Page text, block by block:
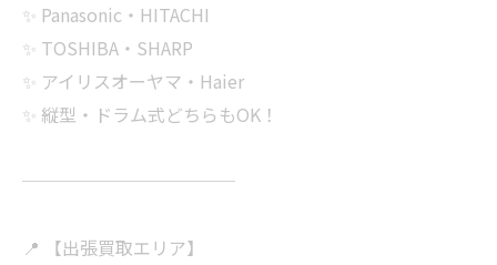
✨ Panasonic・HITACHI
✨ TOSHIBA・SHARP
✨ アイリスオーヤマ・Haier
✨ 縦型・ドラム式どちらもOK！
────────────
📍 【出張買取エリア】